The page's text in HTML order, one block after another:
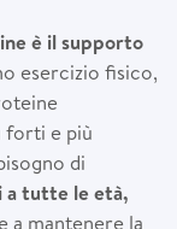
è il supporto
esercizio fisico,
forti e più
di
a tutte le età,
a mantenere la